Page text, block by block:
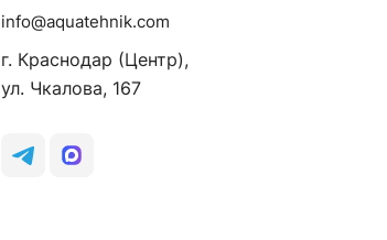
info@aquatehnik.com
г. Краснодар (Центр),
ул. Чкалова, 167